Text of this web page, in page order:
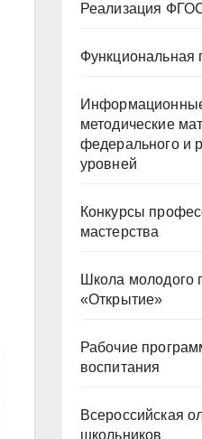
Реализация
Функциональная
методические
федерального и
уровней
Конкурсы
мастерства
Школа молодого
«Открытие»
Рабочие
воспитания
Всероссийская
школьников